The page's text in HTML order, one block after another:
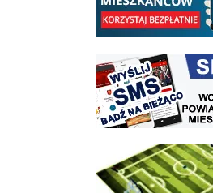
link do strony systemu
link do opisu projektu